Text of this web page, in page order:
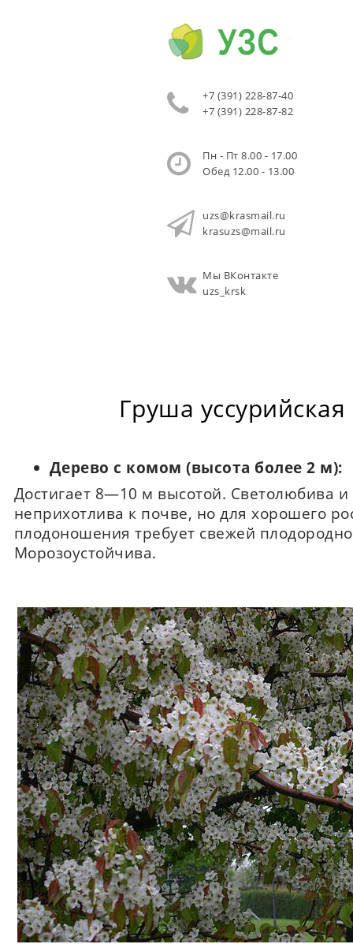
+7 (391) 228-87-40
+7 (391) 228-87-82
Пн - Пт 8.00 - 17.00
Обед 12.00 - 13.00
uzs@krasmail.ru
krasuzs@mail.ru
Мы ВКонтакте
uzs_krsk
Груша уссурийская
Дерево с комом (высота более 2 м):
Достигает 8—10 м высотой. Светолюбива и
неприхотлива к почве, но для хорошего
плодоношения требует свежей
Морозоустойчива.